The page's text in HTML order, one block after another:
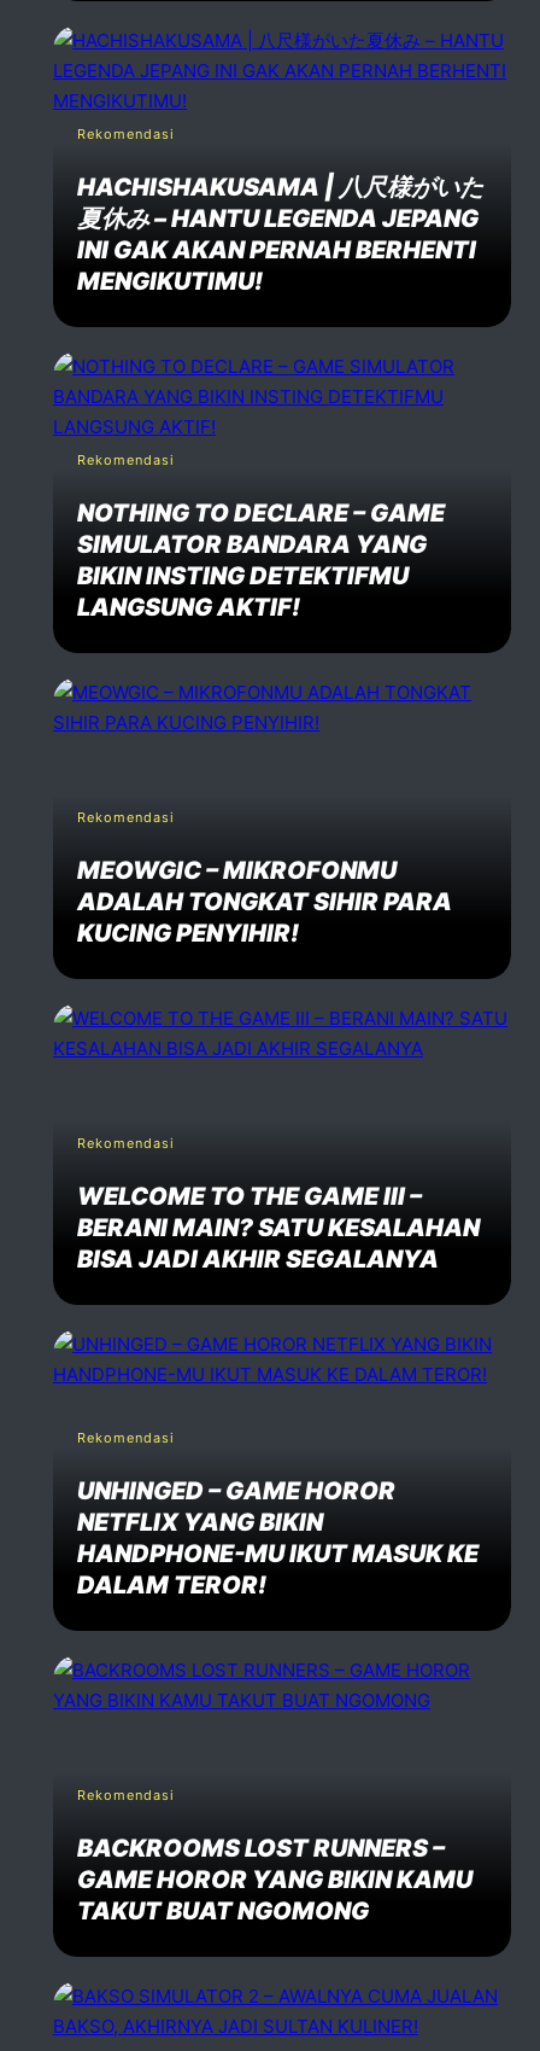
Rekomendasi
HACHISHAKUSAMA | 八尺様がいた
夏休み – HANTU LEGENDA JEPANG
INI GAK AKAN PERNAH BERHENTI
MENGIKUTIMU!
Rekomendasi
NOTHING TO DECLARE – GAME
SIMULATOR BANDARA YANG
BIKIN INSTING DETEKTIFMU
LANGSUNG AKTIF!
Rekomendasi
MEOWGIC – MIKROFONMU
ADALAH TONGKAT SIHIR PARA
KUCING PENYIHIR!
Rekomendasi
WELCOME TO THE GAME III –
BERANI MAIN? SATU KESALAHAN
BISA JADI AKHIR SEGALANYA
Rekomendasi
UNHINGED – GAME HOROR
NETFLIX YANG BIKIN
HANDPHONE-MU IKUT MASUK KE
DALAM TEROR!
Rekomendasi
BACKROOMS LOST RUNNERS –
GAME HOROR YANG BIKIN KAMU
TAKUT BUAT NGOMONG